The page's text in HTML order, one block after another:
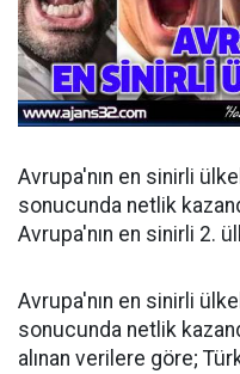
Avrupa'nın en sinirli
sonucunda netlik
Avrupa'nın en sinirli 2.
Avrupa'nın en sinirli
sonucunda netlik
alınan verilere göre;